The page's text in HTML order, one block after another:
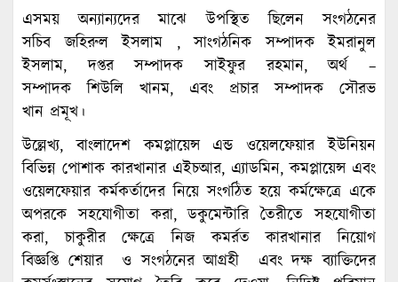
এসময় অন্যান্যদের মাঝে উপস্থিত ছিলেন সংগঠনের
সচিব জহিরুল ইসলাম , সাংগঠনিক সম্পাদক ইমরানুল
ইসলাম, দপ্তর সম্পাদক সাইফুর রহমান, অর্থ –
সম্পাদক শিউলি খানম, এবং প্রচার সম্পাদক সৌরভ
খান প্রমূখ।
উল্লেখ্য, বাংলাদেশ কমপ্লায়েন্স এন্ড ওয়েলফেয়ার ইউনিয়ন
বিভিন্ন পোশাক কারখানার এইচআর, এ্যাডমিন, কমপ্লায়েন্স এবং
ওয়েলফেয়ার কর্মকর্তাদের নিয়ে সংগঠিত হয়ে কর্মক্ষেত্রে একে
অপরকে সহযোগীতা করা, ডকুমেন্টারি তৈরীতে সহযোগীতা
করা, চাকুরীর ক্ষেত্রে নিজ কমর্রত কারখানার নিয়োগ
বিজ্ঞপ্তি শেয়ার ও সংগঠনের আগ্রহী এবং দক্ষ ব্যাক্তিদের